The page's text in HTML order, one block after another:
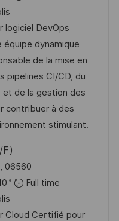
e
logiciel DevOps
équipe dynamique
de la mise en
pipelines CI/CD, du
de la gestion des
contribuer à des
stimulant.
F)
06560
Full time
Cloud Certifié pour